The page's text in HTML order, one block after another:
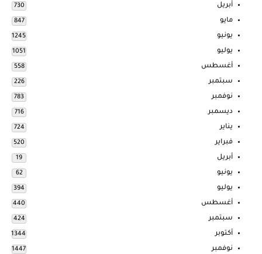
أبريل 730
مايو 847
يونيو 1245
يوليو 1051
أغسطس 558
سبتمبر 226
نوفمبر 783
ديسمبر 716
يناير 724
فبراير 520
أبريل 19
يونيو 62
يوليو 394
أغسطس 440
سبتمبر 424
أكتوبر 1344
نوفمبر 1447